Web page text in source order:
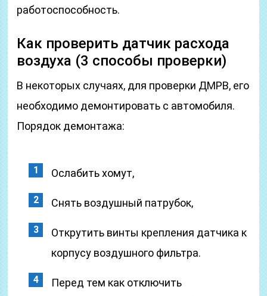
работоспособность.
Как проверить датчик расхода
воздуха (3 способы проверки)
В некоторых случаях, для проверки ДМРВ, его
необходимо демонтировать с автомобиля.
Порядок демонтажа:
Ослабить хомут,
Снять воздушный патрубок,
Открутить винты крепления датчика к
корпусу воздушного фильтра.
Перед тем как отключить